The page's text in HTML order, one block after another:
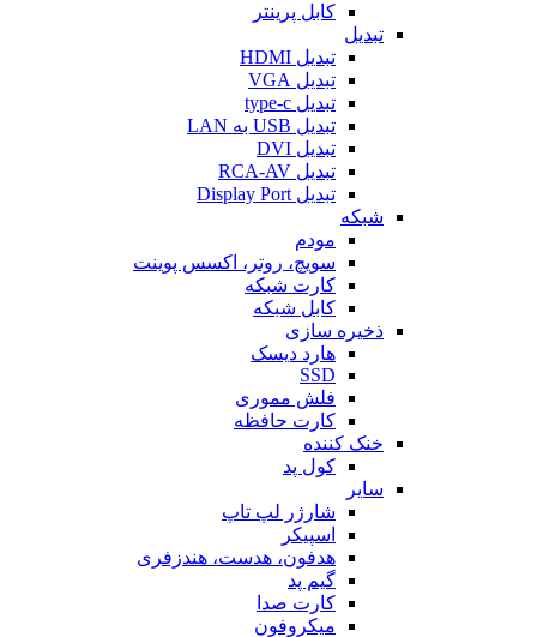
کابل پرینتر
تبدیل
تبدیل HDMI
تبدیل VGA
تبدیل type-c
تبدیل USB به LAN
تبدیل DVI
تبدیل RCA-AV
تبدیل Display Port
شبکه
مودم
سویچ، روتر، اکسس پوینت
کارت شبکه
کابل شبکه
ذخیره سازی
هارد دیسک
SSD
فلش مموری
کارت حافظه
خنک کننده
کول پد
سایر
شارژر لپ تاپ
اسپیکر
هدفون، هدست، هندزفری
گیم پد
کارت صدا
میکروفون